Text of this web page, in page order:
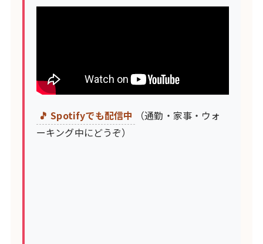
🎵 Spotifyでも配信中
（通勤・家事・ウォ
ーキング中にどうぞ）